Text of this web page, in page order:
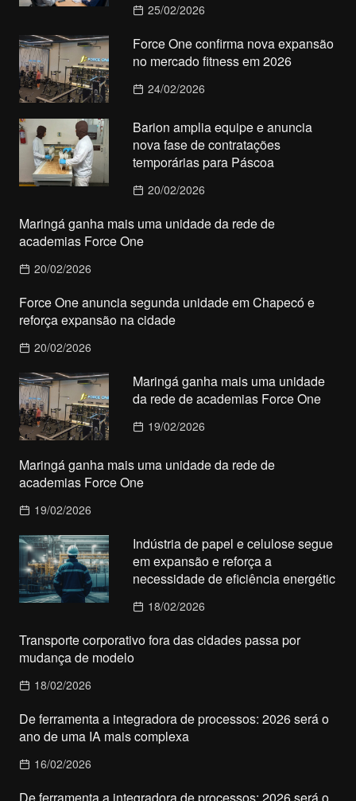
25/02/2026
Force One confirma nova expansão
no mercado fitness em 2026
24/02/2026
Barion amplia equipe e anuncia
nova fase de contratações
temporárias para Páscoa
20/02/2026
Maringá ganha mais uma unidade da rede de
academias Force One
20/02/2026
Force One anuncia segunda unidade em Chapecó e
reforça expansão na cidade
20/02/2026
Maringá ganha mais uma unidade
da rede de academias Force One
19/02/2026
Maringá ganha mais uma unidade da rede de
academias Force One
19/02/2026
Indústria de papel e celulose segue
em expansão e reforça a
necessidade de eficiência energétic
18/02/2026
Transporte corporativo fora das cidades passa por
mudança de modelo
18/02/2026
De ferramenta a integradora de processos: 2026 será o
ano de uma IA mais complexa
16/02/2026
De ferramenta a integradora de processos: 2026 será o